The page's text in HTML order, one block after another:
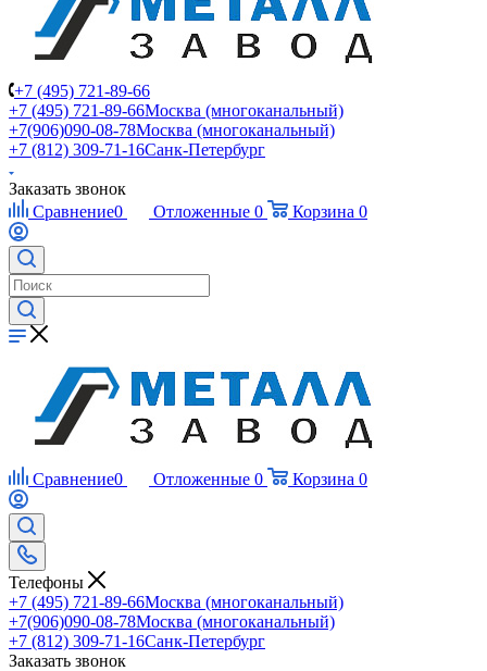
+7 (495) 721-89-66
+7 (495) 721-89-66Москва (многоканальный)
+7(906)090-08-78Москва (многоканальный)
+7 (812) 309-71-16Санк-Петербург
Заказать звонок
Сравнение0 Отложенные 0 Корзина 0
Сравнение0 Отложенные 0 Корзина 0
Телефоны
+7 (495) 721-89-66Москва (многоканальный)
+7(906)090-08-78Москва (многоканальный)
+7 (812) 309-71-16Санк-Петербург
Заказать звонок